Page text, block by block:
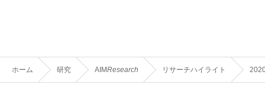
ホーム 研究 AIMResearch リサーチハイライト